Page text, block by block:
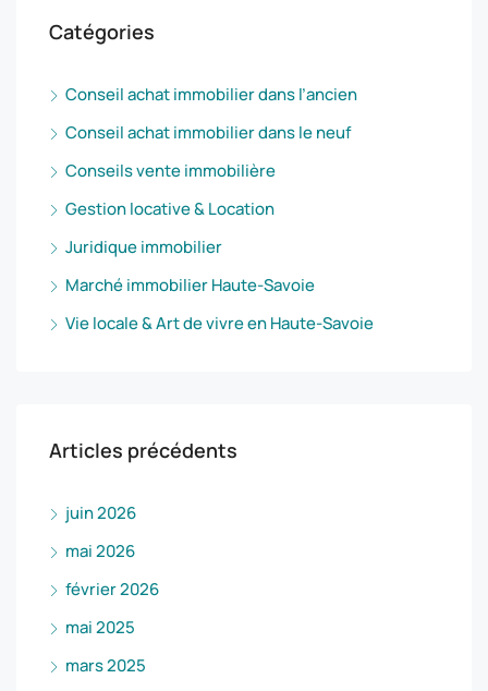
Catégories
Conseil achat immobilier dans l’ancien
Conseil achat immobilier dans le neuf
Conseils vente immobilière
Gestion locative & Location
Juridique immobilier
Marché immobilier Haute-Savoie
Vie locale & Art de vivre en Haute-Savoie
Articles précédents
juin 2026
mai 2026
février 2026
mai 2025
mars 2025